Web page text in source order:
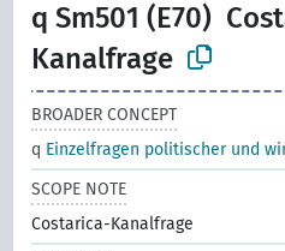
q Sm501 (E70)
Kanalfrage
BROADER CONCEPT
q Einzelfragen politischer und
SCOPE NOTE
Costarica-Kanalfrage